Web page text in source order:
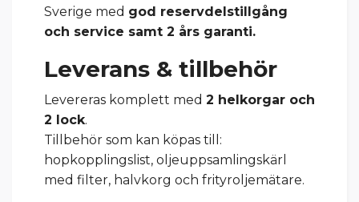
Sverige med god reservdelstillgång
och service samt 2 års garanti.
Leverans & tillbehör
Levereras komplett med 2 helkorgar och
2 lock.
Tillbehör som kan köpas till:
hopkopplingslist, oljeuppsamlingskärl
med filter, halvkorg och frityroljemätare.